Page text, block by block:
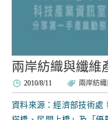
兩岸紡織與纖維
2010/8/11 兩岸紡
資料來源：經濟部技術處